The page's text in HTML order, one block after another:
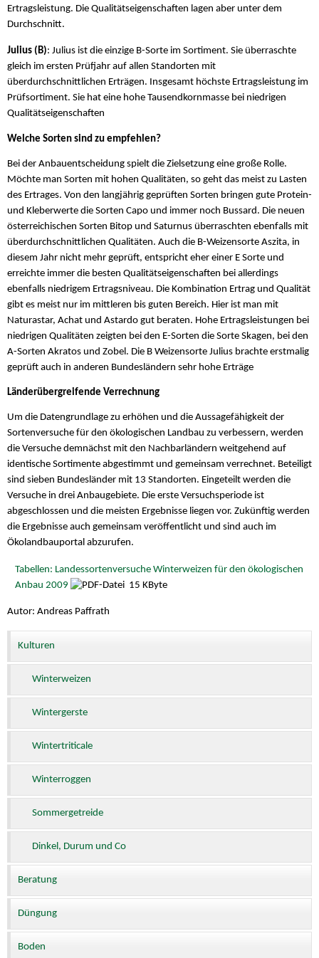
Ertragsleistung. Die Qualitätseigenschaften lagen aber unter dem
Durchschnitt.
Julius (B): Julius ist die einzige B-Sorte im Sortiment. Sie überraschte
gleich im ersten Prüfjahr auf allen Standorten mit
überdurchschnittlichen Erträgen. Insgesamt höchste Ertragsleistung im
Prüfsortiment. Sie hat eine hohe Tausendkornmasse bei niedrigen
Qualitätseigenschaften
Welche Sorten sind zu empfehlen?
Bei der Anbauentscheidung spielt die Zielsetzung eine große Rolle.
Möchte man Sorten mit hohen Qualitäten, so geht das meist zu Lasten
des Ertrages. Von den langjährig geprüften Sorten bringen gute Protein-
und Kleberwerte die Sorten Capo und immer noch Bussard. Die neuen
österreichischen Sorten Bitop und Saturnus überraschten ebenfalls mit
überdurchschnittlichen Qualitäten. Auch die B-Weizensorte Aszita, in
diesem Jahr nicht mehr geprüft, entspricht eher einer E Sorte und
erreichte immer die besten Qualitätseigenschaften bei allerdings
ebenfalls niedrigem Ertragsniveau. Die Kombination Ertrag und Qualität
gibt es meist nur im mittleren bis guten Bereich. Hier ist man mit
Naturastar, Achat und Astardo gut beraten. Hohe Ertragsleistungen bei
niedrigen Qualitäten zeigten bei den E-Sorten die Sorte Skagen, bei den
A-Sorten Akratos und Zobel. Die B Weizensorte Julius brachte erstmalig
geprüft auch in anderen Bundesländern sehr hohe Erträge
Länderübergreifende Verrechnung
Um die Datengrundlage zu erhöhen und die Aussagefähigkeit der
Sortenversuche für den ökologischen Landbau zu verbessern, werden
die Versuche demnächst mit den Nachbarländern weitgehend auf
identische Sortimente abgestimmt und gemeinsam verrechnet. Beteiligt
sind sieben Bundesländer mit 13 Standorten. Eingeteilt werden die
Versuche in drei Anbaugebiete. Die erste Versuchsperiode ist
abgeschlossen und die meisten Ergebnisse liegen vor. Zukünftig werden
die Ergebnisse auch gemeinsam veröffentlicht und sind auch im
Ökolandbauportal abzurufen.
Tabellen: Landessortenversuche Winterweizen für den ökologischen
Anbau 2009
15 KByte
Autor: Andreas Paffrath
Kulturen
Winterweizen
Wintergerste
Wintertriticale
Winterroggen
Sommergetreide
Dinkel, Durum und Co
Beratung
Düngung
Boden